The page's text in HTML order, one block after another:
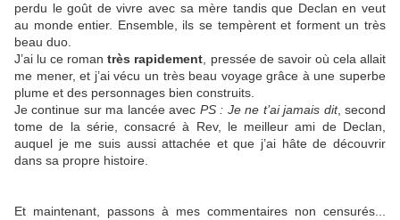
perdu le goût de vivre avec sa mère tandis que Declan en veut
au monde entier. Ensemble, ils se tempèrent et forment un très
beau duo.
J’ai lu ce romantrès rapidement , pressée de savoir où cela allait
me mener, et j’ai vécu un très beau voyage grâce à une superbe
plume et des personnages bien construits.
Je continue sur ma lancée avec PS : Je ne t’ai jamais dit, second
tome de la série, consacré à Rev, le meilleur ami de Declan,
auquel je me suis aussi attachée et que j’ai hâte de découvrir
dans sa propre histoire.
Et maintenant, passons à mes commentaires non censurés...